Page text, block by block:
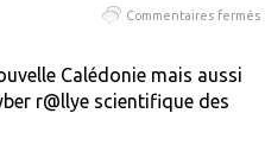
Commentaires fermés
Calédonie mais aussi
r@llye scientifique des